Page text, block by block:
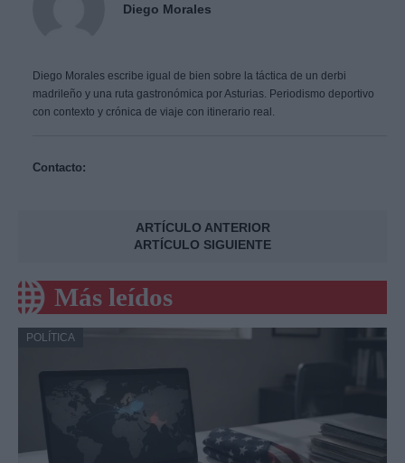
Diego Morales
Diego Morales escribe igual de bien sobre la táctica de un derbi
madrileño y una ruta gastronómica por Asturias. Periodismo deportivo
con contexto y crónica de viaje con itinerario real.
Contacto:
ARTÍCULO ANTERIOR
ARTÍCULO SIGUIENTE
Más leídos
POLÍTICA